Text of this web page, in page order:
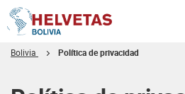
Bolivia Política de privacidad